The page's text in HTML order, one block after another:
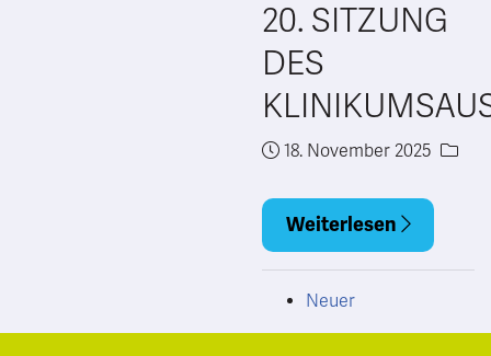
20. SITZUNG
DES
18. November 2025
Weiterlesen
Neuer